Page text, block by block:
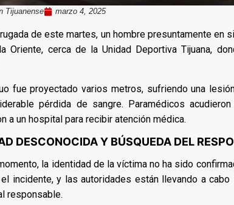
Tijuanense marzo 4, 2025
de este martes, un hombre presuntamente en
Oriente, cerca de la Unidad Deportiva Tijuana,
fue proyectado varios metros, sufriendo una
pérdida de sangre. Paramédicos
a un hospital para recibir atención médica.
DESCONOCIDA Y BÚSQUEDA DEL
la identidad de la víctima no ha sido
incidente, y las autoridades están llevando a
responsable.